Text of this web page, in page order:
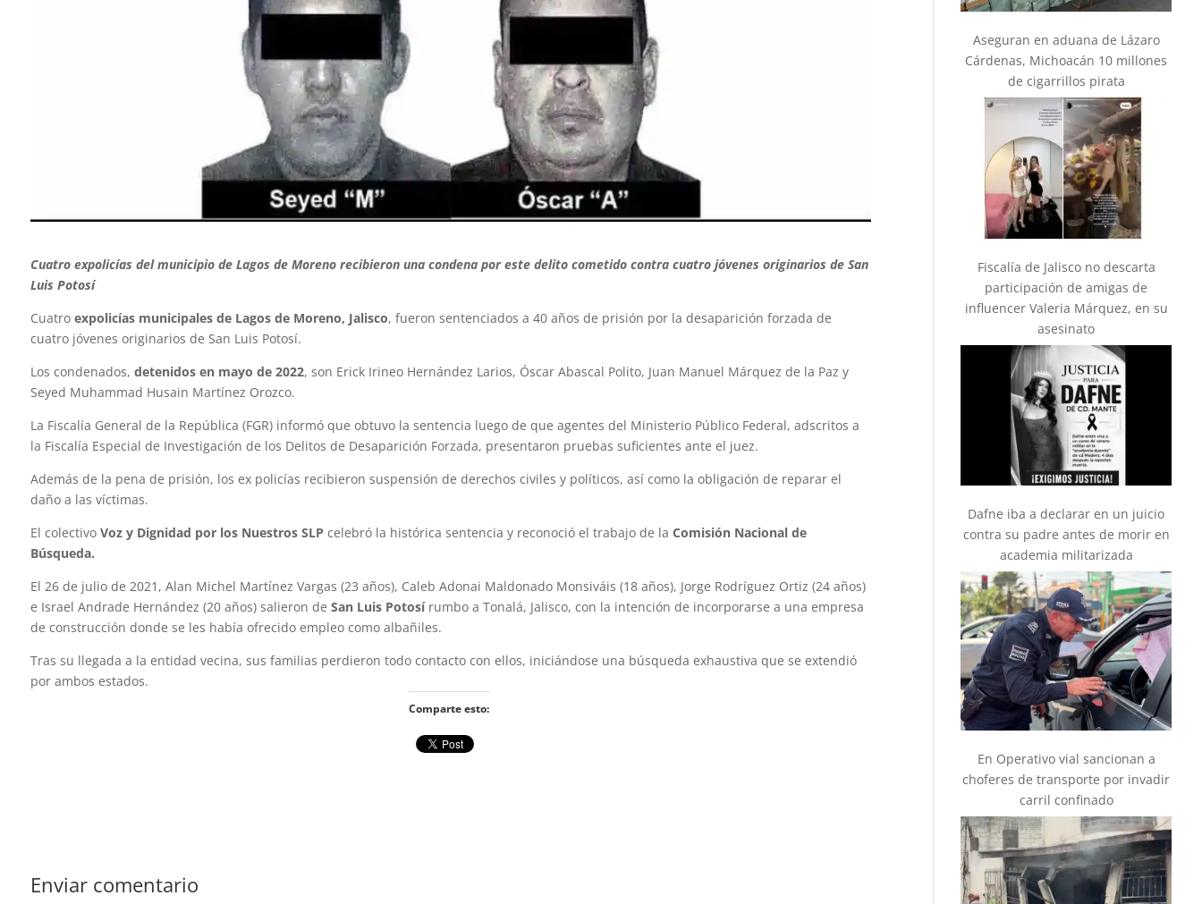
Cuatro expolicías del municipio de Lagos de Moreno recibieron una condena por este delito cometido contra cuatro jóvenes originarios de San
Luis Potosí
Cuatro expolicías municipales de Lagos de Moreno, Jalisco, fueron sentenciados a 40 años de prisión por la desaparición forzada de
cuatro jóvenes originarios de San Luis Potosí.
Los condenados, detenidos en mayo de 2022, son Erick Irineo Hernández Larios, Óscar Abascal Polito, Juan Manuel Márquez de la Paz y
Seyed Muhammad Husain Martínez Orozco.
La Fiscalía General de la República (FGR) informó que obtuvo la sentencia luego de que agentes del Ministerio Público Federal, adscritos a
la Fiscalía Especial de Investigación de los Delitos de Desaparición Forzada, presentaron pruebas suficientes ante el juez.
Además de la pena de prisión, los ex policías recibieron suspensión de derechos civiles y políticos, así como la obligación de reparar el
daño a las víctimas.
El colectivo Voz y Dignidad por los Nuestros SLP celebró la histórica sentencia y reconoció el trabajo de la Comisión Nacional de
Búsqueda.
El 26 de julio de 2021, Alan Michel Martínez Vargas (23 años), Caleb Adonai Maldonado Monsiváis (18 años), Jorge Rodríguez Ortiz (24 años)
e Israel Andrade Hernández (20 años) salieron de San Luis Potosí rumbo a Tonalá, Jalisco, con la intención de incorporarse a una empresa
de construcción donde se les había ofrecido empleo como albañiles.
Tras su llegada a la entidad vecina, sus familias perdieron todo contacto con ellos, iniciándose una búsqueda exhaustiva que se extendió
por ambos estados.
Comparte esto:
Enviar comentario
Aseguran en aduana de Lázaro
Cárdenas, Michoacán 10 millones
de cigarrillos pirata
Fiscalía de Jalisco no descarta
participación de amigas de
influencer Valeria Márquez, en su
asesinato
Dafne iba a declarar en un juicio
contra su padre antes de morir en
academia militarizada
En Operativo vial sancionan a
choferes de transporte por invadir
carril confinado